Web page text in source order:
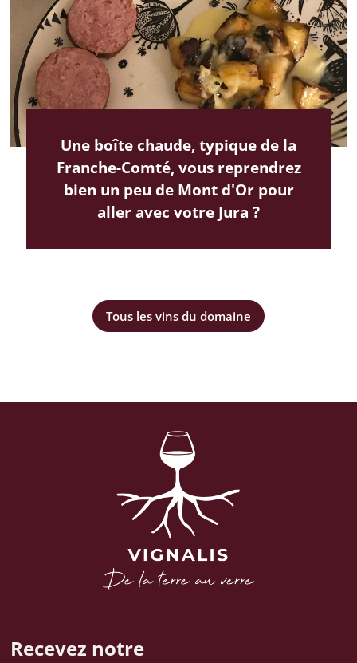
Une boîte chaude, typique de la
Franche-Comté, vous reprendrez
bien un peu de Mont d'Or pour
aller avec votre Jura ?
Tous les vins du domaine
Recevez notre